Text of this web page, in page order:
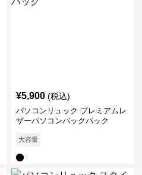
¥5,900 (税込)
パソコンリュック プレミアムレ
ザーパソコンバックパック
大容量